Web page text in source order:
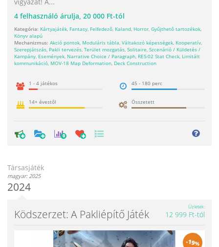
4 felhasználó árulja, 20 000 Ft-tól
Kategória: Kártyajáték, Fantasy, Felfedező, Kaland, Horror, Gyűjthető tartozékok,
Könyv alapú
Mechanizmus: Akció pontok, Moduláris tábla, Váltakozó képességek, Kooperatív,
Szerepjátszás, Pakli tervezés, Terület mozgatás, Solitaire, Szcenárió / Küldetés /
Kampány, Események, Narrative Choice / Paragraph, RES-02 Stat Check, Limitált
kommunikáció, MOV-18 Map Deformation, Deck Construction
1 - 4 játékos 45 - 180 perc
14+ évestől Összetett
0
Társasjáték
magyar: 2025
2024
Ködszerzet: A Pakliépítő Játék
Üzletek
12 999 Ft-tól
-19%